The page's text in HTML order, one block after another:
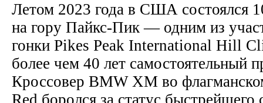
Летом 2023 года в США состоялся
на гору Пайкс-Пик — одним из
гонки Pikes Peak International Hill
более чем 40 лет самостоятельный
Кроссовер BMW XM во
Red боролся за статус быстрейшего